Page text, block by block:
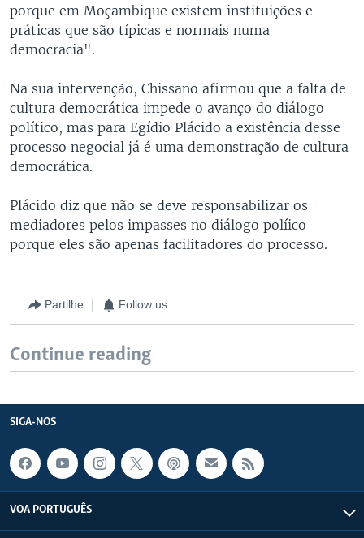
porque em Moçambique existem instituições e
práticas que são típicas e normais numa
democracia".
Na sua intervenção, Chissano afirmou que a falta de
cultura democrática impede o avanço do diálogo
político, mas para Egídio Plácido a existência desse
processo negocial já é uma demonstração de cultura
democrática.
Plácido diz que não se deve responsabilizar os
mediadores pelos impasses no diálogo políico
porque eles são apenas facilitadores do processo.
Partilhe Follow us
Continue reading
SIGA-NOS
VOA PORTUGUÊS